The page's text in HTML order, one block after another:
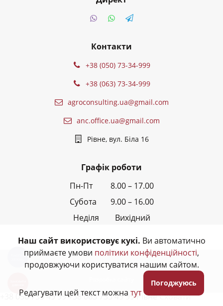
Контакти
+38 (050) 73-34-999
+38 (063) 73-34-999
agroconsulting.ua@gmail.com
anc.office.ua@gmail.com
Рівне, вул. Біла 16
Графік роботи
Пн-Пт 8.00 – 17.00
Субота 9.00 – 16.00
Неділя Вихідний
© Всі права захищені - 2026,АНК
Кнопка
Наш сайт використовує кукі. Ви автоматично
приймаєте умови політики конфіденційності,
продовжуючи користуватися нашим сайтом.
Редагувати цей текст можна тут
Погоджуюсь
+38 050 733 49 99 +38 063 733 49 99 РівнеСховати